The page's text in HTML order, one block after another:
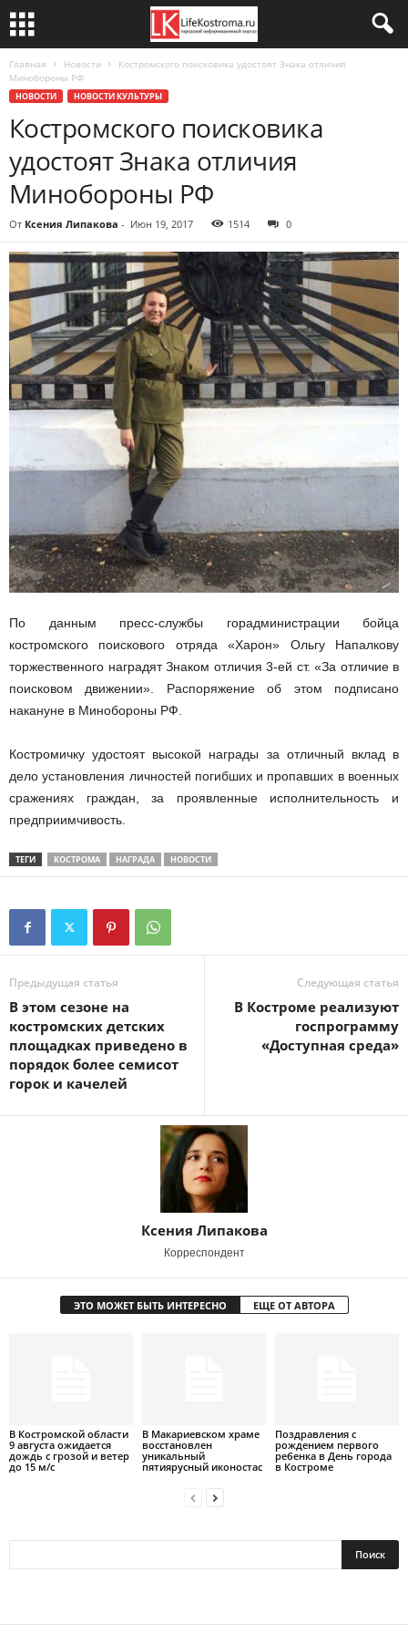
Главная Новости
Костромского поисковика удостоят Знака отличия
Минобороны РФ
НОВОСТИ НОВОСТИ КУЛЬТУРЫ
Костромского поисковика
удостоят Знака отличия
Минобороны РФ
От Ксения Липакова - Июн 19, 2017 1514 0
По данным пресс-службы горадминистрации бойца
костромского поискового отряда «Харон» Ольгу Напалкову
торжественного наградят Знаком отличия 3-ей ст. «За отличие в
поисковом движении». Распоряжение об этом подписано
накануне в Минобороны РФ.
Костромичку удостоят высокой награды за отличный вклад в
дело установления личностей погибших и пропавших в военных
сражениях граждан, за проявленные исполнительность и
предприимчивость.
ТЕГИ КОСТРОМА НАГРАДА НОВОСТИ
Предыдущая статья
В этом сезоне на
костромских детских
площадках приведено в
порядок более семисот
горок и качелей
Следующая статья
В Костроме реализуют
госпрограмму
«Доступная среда»
Ксения Липакова
Корреспондент
ЭТО МОЖЕТ БЫТЬ ИНТЕРЕСНО ЕЩЕ ОТ АВТОРА
В Костромской области
9 августа ожидается
дождь с грозой и ветер
до 15 м/с
В Макариевском храме
восстановлен
уникальный
пятиярусный иконостас
Поздравления с
рождением первого
ребенка в День города
в Костроме